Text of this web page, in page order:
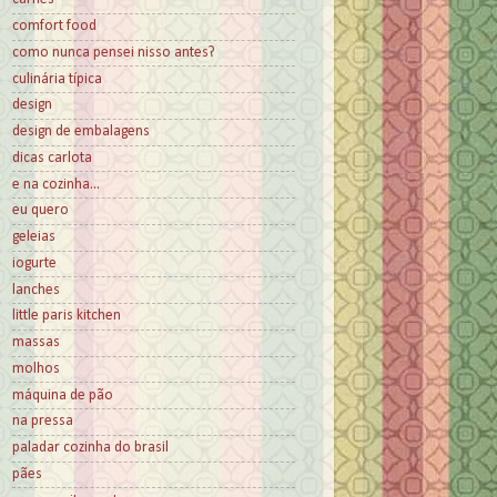
comfort food
como nunca pensei nisso antes?
culinária típica
design
design de embalagens
dicas carlota
e na cozinha...
eu quero
geleias
iogurte
lanches
little paris kitchen
massas
molhos
máquina de pão
na pressa
paladar cozinha do brasil
pães